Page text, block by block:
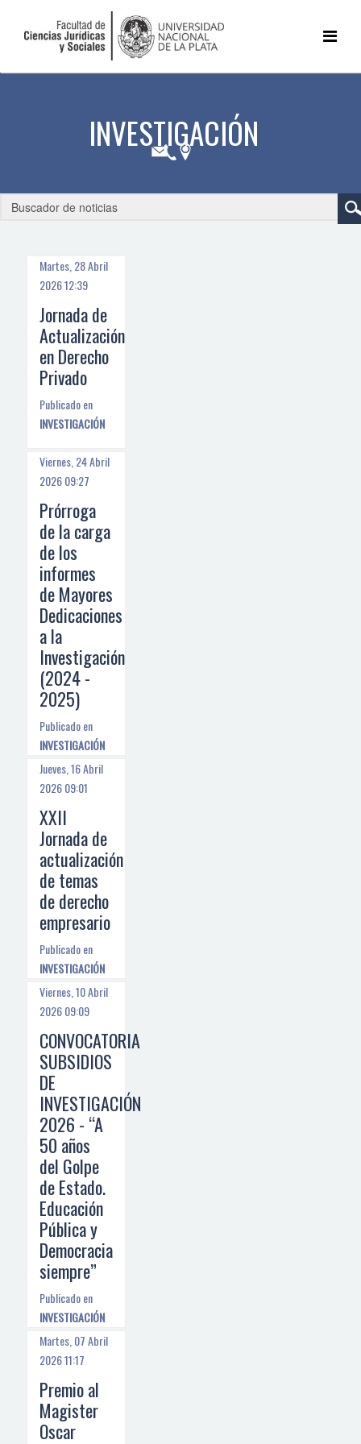
Martes, 28 Abril
2026 12:39
Jornada de
Actualización
en Derecho
Privado
Publicado en
INVESTIGACIÓN
Viernes, 24 Abril
2026 09:27
Prórroga
de la carga
de los
informes
de Mayores
Dedicaciones
a la
Investigación
(2024 -
2025)
Publicado en
INVESTIGACIÓN
Jueves, 16 Abril
2026 09:01
XXII
Jornada de
actualización
de temas
de derecho
empresario
Publicado en
INVESTIGACIÓN
Viernes, 10 Abril
2026 09:09
CONVOCATORIA
SUBSIDIOS
DE
INVESTIGACIÓN
2026 - “A
50 años
del Golpe
de Estado.
Educación
Pública y
Democracia
siempre”
Publicado en
INVESTIGACIÓN
Martes, 07 Abril
2026 11:17
Premio al
Magister
Oscar